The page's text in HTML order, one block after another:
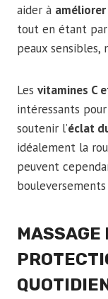
aider à améliorer
tout en étant
peaux sensibles,
Les vitamines C
intéressants
soutenir l’éclat
idéalement la
peuvent
MASSAGE